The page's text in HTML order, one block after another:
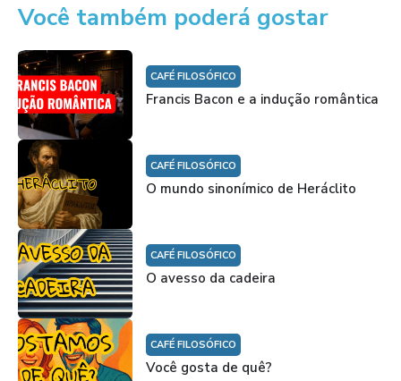
Você também poderá gostar
CAFÉ FILOSÓFICO
Francis Bacon e a indução romântica
CAFÉ FILOSÓFICO
O mundo sinonímico de Heráclito
CAFÉ FILOSÓFICO
O avesso da cadeira
CAFÉ FILOSÓFICO
Você gosta de quê?